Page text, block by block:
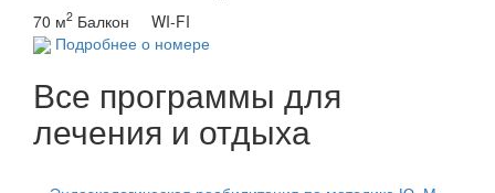
70 м2 Балкон WI-FI
Подробнее о номере
Все программы для
лечения и отдыха